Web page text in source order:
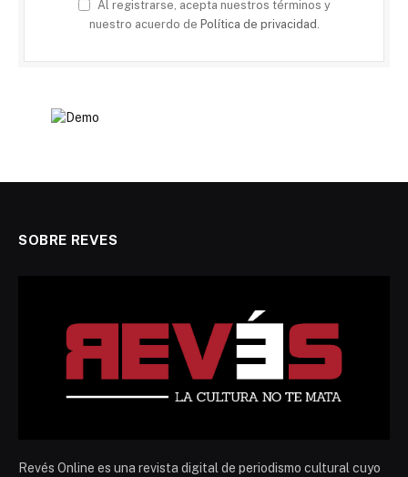
Al registrarse, acepta nuestros términos y
nuestro acuerdo de Política de privacidad .
SOBRE REVES
Revés Online es una revista digital de periodismo cultural cuyo